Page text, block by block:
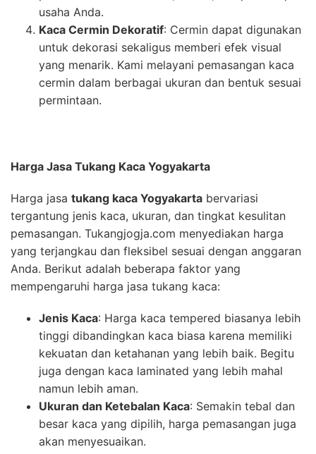
usaha Anda.
Kaca Cermin Dekoratif: Cermin dapat digunakan
untuk dekorasi sekaligus memberi efek visual
yang menarik. Kami melayani pemasangan kaca
cermin dalam berbagai ukuran dan bentuk sesuai
permintaan.
Harga Jasa Tukang Kaca Yogyakarta
Harga jasa tukang kaca Yogyakarta bervariasi
tergantung jenis kaca, ukuran, dan tingkat kesulitan
pemasangan. Tukangjogja.com menyediakan harga
yang terjangkau dan fleksibel sesuai dengan anggaran
Anda. Berikut adalah beberapa faktor yang
mempengaruhi harga jasa tukang kaca:
Jenis Kaca: Harga kaca tempered biasanya lebih
tinggi dibandingkan kaca biasa karena memiliki
kekuatan dan ketahanan yang lebih baik. Begitu
juga dengan kaca laminated yang lebih mahal
namun lebih aman.
Ukuran dan Ketebalan Kaca: Semakin tebal dan
besar kaca yang dipilih, harga pemasangan juga
akan menyesuaikan.